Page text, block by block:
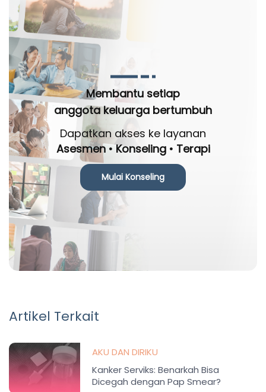
Membantu setiap
anggota keluarga bertumbuh
Dapatkan akses ke layanan
Asesmen • Konseling • Terapi
Mulai Konseling
Artikel Terkait
AKU DAN DIRIKU
Kanker Serviks: Benarkah Bisa
Dicegah dengan Pap Smear?